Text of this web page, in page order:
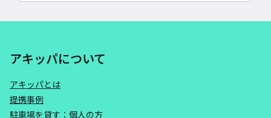
アキッパについて
アキッパとは
提携事例
駐車場を貸す：個人の方